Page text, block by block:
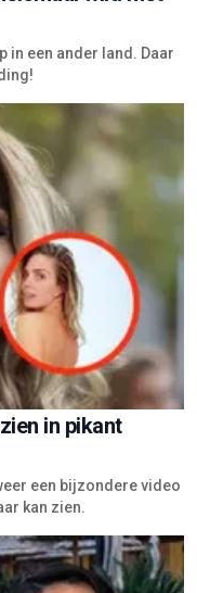
in een ander land. Daar
in pikant
een bijzondere video
kan zien.